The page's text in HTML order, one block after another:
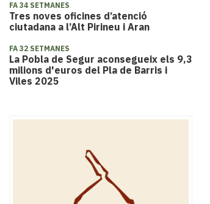
FA 34 SETMANES
Tres noves oficines d’atenció
ciutadana a l’Alt Pirineu i Aran
FA 32 SETMANES
La Pobla de Segur aconsegueix els 9,3
milions d'euros del Pla de Barris i
Viles 2025